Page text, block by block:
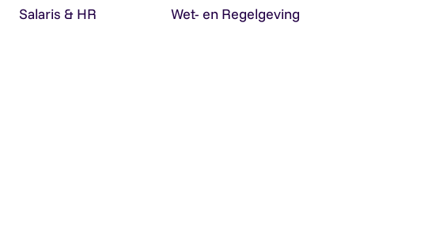
Salaris & HR Wet- en Regelgeving